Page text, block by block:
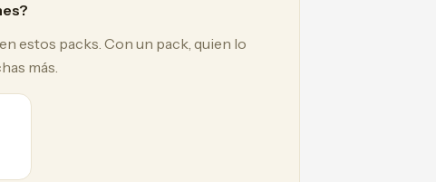
estos packs. Con un pack, quien lo
más.